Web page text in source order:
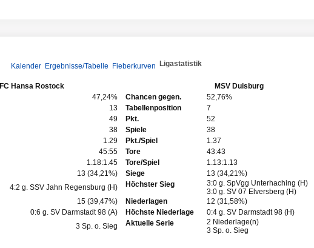
Kalender Ergebnisse/Tabelle Fieberkurven Ligastatistik
FC Hansa Rostock
MSV Duisburg
47,24%
Chancen gegen.
52,76%
13
Tabellenposition
7
49
Pkt.
52
38
Spiele
38
1.29
Pkt./Spiel
1.37
45:55
Tore
43:43
1.18:1.45
Tore/Spiel
1.13:1.13
13 (34,21%)
Siege
13 (34,21%)
4:2 g. SSV Jahn Regensburg (H)
Höchster Sieg
3:0 g. SpVgg Unterhaching (H)
3:0 g. SV 07 Elversberg (H)
15 (39,47%)
Niederlagen
12 (31,58%)
0:6 g. SV Darmstadt 98 (A)
Höchste Niederlage
0:4 g. SV Darmstadt 98 (H)
3 Sp. o. Sieg
Aktuelle Serie
2 Niederlage(n)
3 Sp. o. Sieg